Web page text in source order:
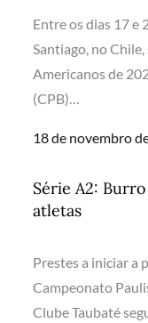
Entre os dias 17 e
Santiago, no
Americanos de
(CPB)…
Posted
18 de novembro
Série A2:
atletas
Prestes a iniciar a
Campeonato
Clube Taubaté